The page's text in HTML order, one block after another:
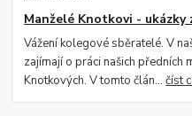
Manželé Knotkovi - ukázky
Vážení kolegové sběratelé. V
zajímají o práci našich předních
Knotkových. V tomto člán...číst